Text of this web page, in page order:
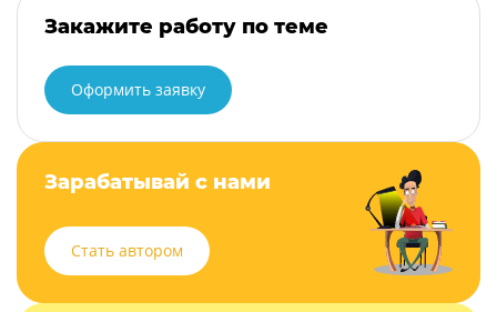
Закажите работу по теме
Оформить заявку
Зарабатывай с нами
Стать автором